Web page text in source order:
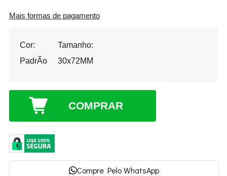
Mais formas de pagamento
Cor:
PadrÃo
Tamanho:
30x72MM
COMPRAR
Compre Pelo WhatsApp